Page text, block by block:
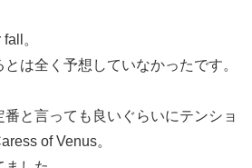
。
は全く予想していなかったです。
番と言っても良いぐらいにテンショ
of Venus。